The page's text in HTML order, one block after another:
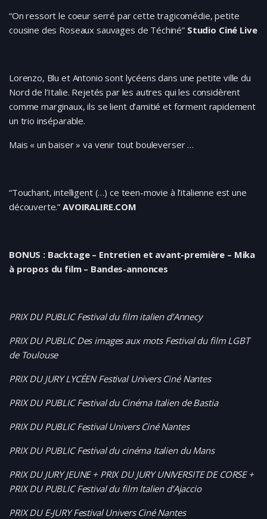
“On ressort le coeur serré par cette tragicomédie, petite
cousine des Roseaux sauvages de Téchiné” Studio Ciné Live
Lorenzo, Blu et Antonio sont lycéens dans une petite ville du
Nord de l’Italie. Rejetés par les autres qui les considèrent
comme marginaux, ils se lient d’amitié et forment rapidement
un trio inséparable.
Mais « un baiser » va venir tout bouleverser …
“Touchant, intelligent (…) ce teen-movie à l’italienne est une
découverte.”AVOIRALIRE.COM
BONUS : Backtage – Entretien et avant-première – Mika
à propos du film – Bandes-annonces
PRIX DU PUBLIC Festival du film italien d’Annecy
PRIX DU PUBLIC Des images aux mots Festival du film LGBT
de Toulouse
PRIX DU JURY LYCÉEN Festival Univers Ciné Nantes
PRIX DU PUBLIC Festival du Cinéma Italien de Bastia
PRIX DU PUBLIC Festival Univers Ciné Nantes
PRIX DU PUBLIC Festival du cinéma Italien du Mans
PRIX DU JURY JEUNE + PRIX DU JURY UNIVERSITE DE CORSE +
PRIX DU PUBLIC Festival du film Italien d’Ajaccio
PRIX DU E-JURY Festival Univers Ciné Nantes